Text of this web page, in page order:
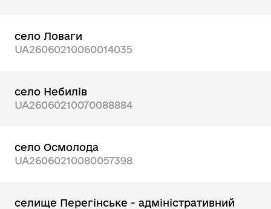
село Ловаги
UA26060210060014035
село Небилів
UA26060210070088884
село Осмолода
UA26060210080057398
селище Перегінське - адміністративний